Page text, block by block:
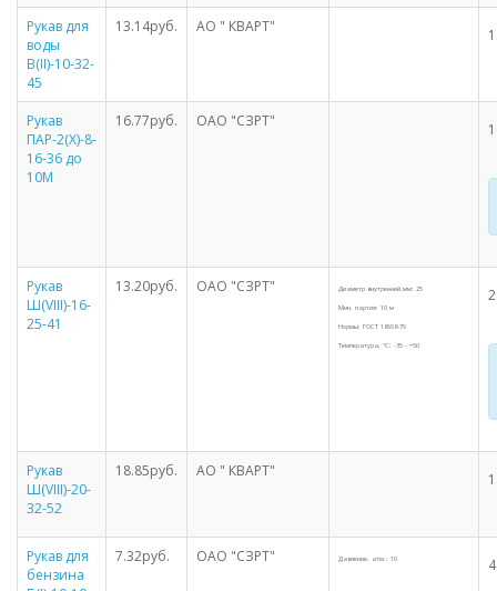
Рукав для
воды
В(II)-10-32-
45
13.14руб. АО " КВАРТ"
Рукав
ПАР-2(Х)-8-
16-36 до
10М
16.77руб. ОАО "СЗРТ"
Рукав
Ш(VIII)-16-
25-41
13.20руб. ОАО "СЗРТ" Диаметр внутренний,мм: 25
Мин. партия: 10 м
Нормы: ГОСТ 18698-79
Температура, °С: -35 - +50
Рукав
Ш(VIII)-20-
32-52
18.85руб. АО " КВАРТ"
Рукав для
бензина
7.32руб. ОАО "СЗРТ" Давление, атм.: 10